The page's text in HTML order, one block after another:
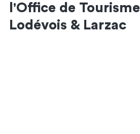
l'Office de Tourisme
Lodévois & Larzac